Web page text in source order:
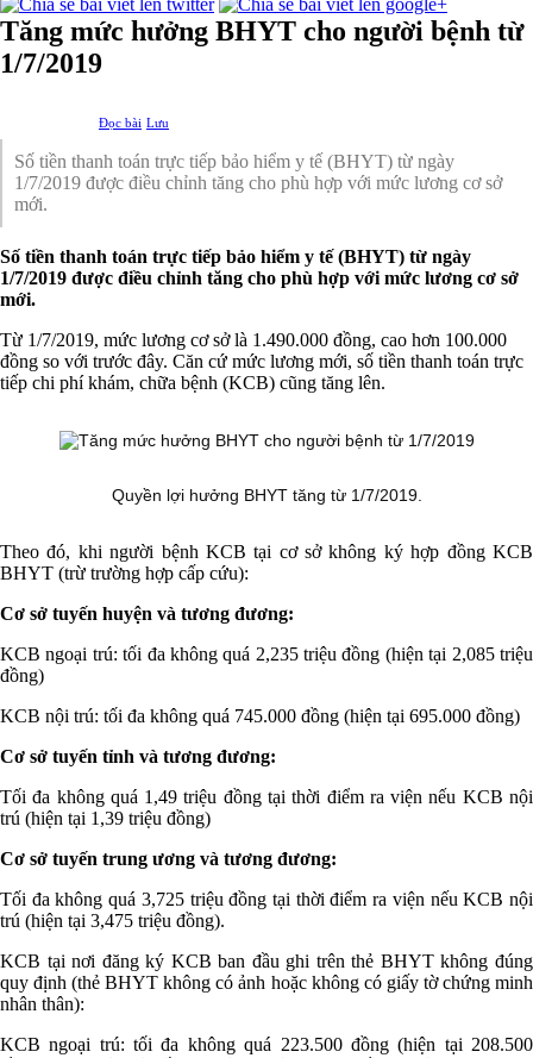
Tăng mức hưởng BHYT cho người bệnh từ
1/7/2019
Đọc bài Lưu
Số tiền thanh toán trực tiếp bảo hiểm y tế (BHYT) từ ngày
1/7/2019 được điều chỉnh tăng cho phù hợp với mức lương cơ sở
mới.
Số tiền thanh toán trực tiếp bảo hiểm y tế (BHYT) từ ngày
1/7/2019 được điều chỉnh tăng cho phù hợp với mức lương cơ sở
mới.
Từ 1/7/2019, mức lương cơ sở là 1.490.000 đồng, cao hơn 100.000
đồng so với trước đây. Căn cứ mức lương mới, số tiền thanh toán trực
tiếp chi phí khám, chữa bệnh (KCB) cũng tăng lên.
Quyền lợi hưởng BHYT tăng từ 1/7/2019.
Theo đó, khi người bệnh KCB tại cơ sở không ký hợp đồng KCB
BHYT (trừ trường hợp cấp cứu):
Cơ sở tuyến huyện và tương đương:
KCB ngoại trú: tối đa không quá 2,235 triệu đồng (hiện tại 2,085 triệu
đồng)
KCB nội trú: tối đa không quá 745.000 đồng (hiện tại 695.000 đồng)
Cơ sở tuyến tỉnh và tương đương:
Tối đa không quá 1,49 triệu đồng tại thời điểm ra viện nếu KCB nội
trú (hiện tại 1,39 triệu đồng)
Cơ sở tuyến trung ương và tương đương:
Tối đa không quá 3,725 triệu đồng tại thời điểm ra viện nếu KCB nội
trú (hiện tại 3,475 triệu đồng).
KCB tại nơi đăng ký KCB ban đầu ghi trên thẻ BHYT không đúng
quy định (thẻ BHYT không có ảnh hoặc không có giấy tờ chứng minh
nhân thân):
KCB ngoại trú: tối đa không quá 223.500 đồng (hiện tại 208.500